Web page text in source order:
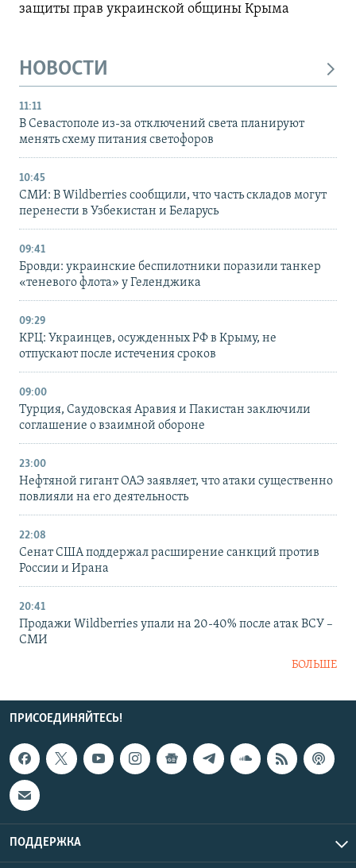
защиты прав украинской общины Крыма
НОВОСТИ
11:11
В Севастополе из-за отключений света планируют
менять схему питания светофоров
10:45
СМИ: В Wildberries сообщили, что часть складов могут
перенести в Узбекистан и Беларусь
09:41
Бровди: украинские беспилотники поразили танкер
«теневого флота» у Геленджика
09:29
КРЦ: Украинцев, осужденных РФ в Крыму, не
отпускают после истечения сроков
09:00
Турция, Саудовская Аравия и Пакистан заключили
соглашение о взаимной обороне
23:00
Нефтяной гигант ОАЭ заявляет, что атаки существенно
повлияли на его деятельность
22:08
Сенат США поддержал расширение санкций против
России и Ирана
20:41
Продажи Wildberries упали на 20-40% после атак ВСУ –
СМИ
БОЛЬШЕ
ПРИСОЕДИНЯЙТЕСЬ!
ПОДДЕРЖКА